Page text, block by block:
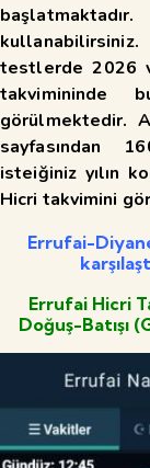
testlerde 2026
takvimininde
görülmektedir.
sayfasından
isteiğiniz yılın
Hicri takvimini
Errufai-
Errufai Hicri
Doğuş-Batışı